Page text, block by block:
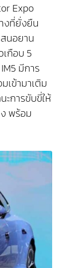
Expo
งที่ยั่งยืน
นอยาน
กือบ 5
มีการ
ข้ามาเติม
ะการขับขี่ให้
พร้อม